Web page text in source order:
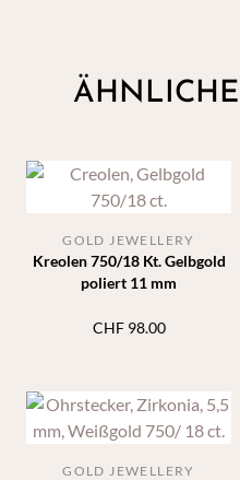
Kreolen 750/18 Kt. Gelbgold
poliert 11 mm
GOLD JEWELLERY
CHF98.00
GOLD JEWELLERY